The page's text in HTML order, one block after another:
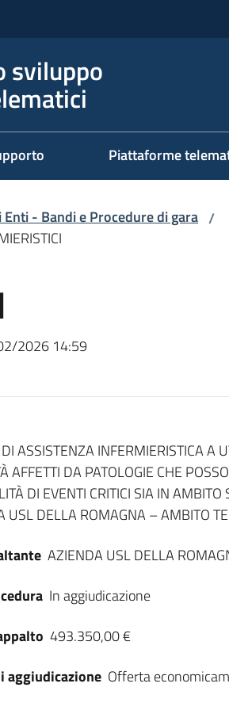
sviluppo
Piattaforme
- Bandi e Procedure di gara /
2026 14:59
bando
ASSISTENZA INFERMIERISTICA A
AFFETTI DA PATOLOGIE CHE
DI EVENTI CRITICI SIA IN
USL DELLA ROMAGNA – AMBITO
AZIENDA USL DELLA
In aggiudicazione
493.350,00 €
aggiudicazione Offerta